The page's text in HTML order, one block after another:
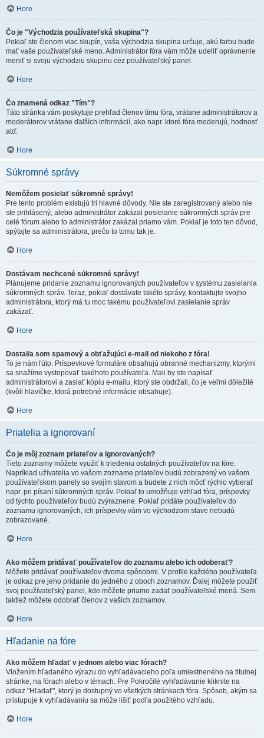
Hore
Čo je "Východzia používateľská skupina"?
Pokiaľ ste členom viac skupín, vaša východzia skupina určuje, akú farbu bude
mať vaše používateľské meno. Administrátor fóra vám môže udeliť oprávnenie
meniť si svoju východziu skupinu cez používateľský panel.
Hore
Čo znamená odkaz "Tím"?
Táto stránka vám poskytuje prehľad členov tímu fóra, vrátane administrátorov a
moderátorov vrátane ďalších informácií, ako napr. ktoré fóra moderujú, hodnosť
atď.
Hore
Súkromné správy
Nemôžem posielať súkromné správy!
Pre tento problém existujú tri hlavné dôvody. Nie ste zaregistrovaný alebo nie
ste prihlásený, alebo administrátor zakázal posielanie súkromných správ pre
celé fórum alebo to administrátor zakázal priamo vám. Pokiaľ je toto ten dôvod,
spýtajte sa administrátora, prečo to tomu tak je.
Hore
Dostávam nechcené súkromné správy!
Plánujeme pridanie zoznamu ignorovaných používateľov v systému zasielania
súkromných správ. Teraz, pokiaľ dostávate takéto správy, kontaktujte svojho
administrátora, ktorý má tu moc takému používateľovi zasielanie správ
zakázať.
Hore
Dostal/a som spamový a obťažujúci e-mail od niekoho z fóra!
To je nám ľúto. Príspevkové formuláre obsahujú obranné mechanizmy, ktorými
sa snažíme vystopovať takéhoto používateľa. Mali by ste napísať
administrátorovi a zaslať kópiu e-mailu, ktorý ste obdržali, čo je veľmi dôležité
(kvôli hlavičke, ktorá potrebné informácie obsahuje).
Hore
Priatelia a ignorovaní
Čo je môj zoznam priateľov a ignorovaných?
Tieto zoznamy môžete využiť k triedeniu ostatných používateľov na fóre.
Napríklad užívatelia vo vašom zozname priateľov budú zobrazený vo vašom
používateľskom panely so svojím stavom a budete z nich môcť rýchlo vyberať
napr. pri písaní súkromných správ. Pokiaľ to umožňuje vzhľad fóra, príspevky
od týchto používateľov budú zvýraznene. Pokiaľ pridáte používateľov do
zoznamu ignorovaných, ich príspevky vám vo východzom stave nebudú
zobrazované.
Hore
Ako môžem pridávať používateľov do zoznamu alebo ich odoberať?
Môžete pridávať používateľov dvoma spôsobmi. V profile každého používateľa
je odkaz pre jeho pridanie do jedného z oboch zoznamov. Ďalej môžete použiť
svoj používateľský panel, kde môžete priamo zadať používateľské mená. Sem
taktiež môžete odobrať členov z vašich zoznamov.
Hore
Hľadanie na fóre
Ako môžem hľadať v jednom alebo viac fórach?
Vložením hľadaného výrazu do vyhľadávacieho poľa umiestneného na titulnej
stránke, na fórach alebo v témach. Pre Pokročilé vyhľadávanie kliknite na
odkaz "Hľadať", ktorý je dostupný vo všetkých stránkach fóra. Spôsob, akým sa
pristupuje k vyhľadávaniu sa môže líšiť podľa použitého vzhľadu.
Hore